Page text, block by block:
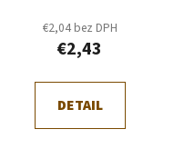
€2,04 bez DPH
€2,43
DETAIL